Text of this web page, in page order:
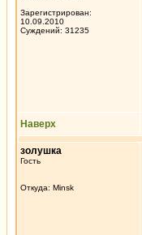
Зарегистрирован:
10.09.2010
Суждений: 31235
Наверх
золушка
Гость
Откуда: Minsk